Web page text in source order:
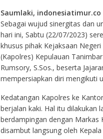
Saumlaki, indonesiatimur.co
Sebagai wujud sinergitas dan
hari ini, Sabtu (22/07/2023)
khusus pihak Kejaksaan
(Kapolres) Kepulauan
Rumsory, S.Sos., beserta
mempersiapkan diri mengikuti
Kedatangan Kapolres ke
berjalan kaki. Hal itu dilakukan
berdampingan dengan Markas
disambut langsung oleh